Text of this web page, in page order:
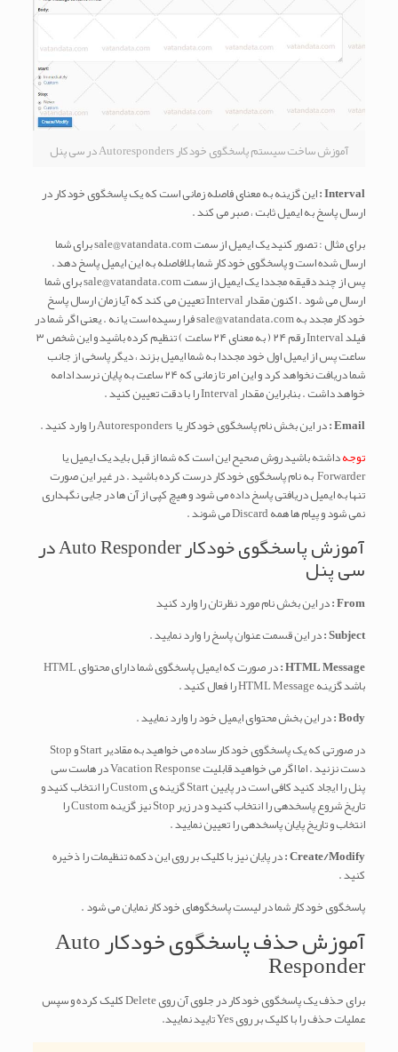
آموزش ساخت سیستم پاسخگوی خودکار Autoresponders در سی پنل
Interval : این گزینه به معنای فاصله زمانی است که یک پاسخگوی خودکار در
ارسال پاسخ به ایمیل ثابت ، صبر می کند .
برای مثال : تصور کنید یک ایمیل از سمت sale@vatandata.com برای شما
ارسال شده است و پاسخگوی خودکار شما بلافاصله به این ایمیل پاسخ دهد .
پس از چند دقیقه مجددا یک ایمیل از سمت sale@vatandata.com برای شما
ارسال می شود . اکنون مقدار Interval تعیین می کند که آیا زمان ارسال پاسخ
خودکار مجدد به sale@vatandata.com فرا رسیده است یا نه . یعنی اگر شما در
فیلد Interval رقم ۲۴ ( به معنای ۲۴ ساعت ) تنظیم کرده باشید و این شخص ۳
ساعت پس از ایمیل اول خود مجددا به شما ایمیل بزند ، دیگر پاسخی از جانب
شما دریافت نخواهد کرد و این امر تا زمانی که ۲۴ ساعت به پایان نرسد ادامه
خواهد داشت . بنابراین مقدار Interval را با دقت تعیین کنید .
Email : در این بخش نام پاسخگوی خودکار یا Autoresponders را وارد کنید .
توجهداشته باشید روش صحیح این است که شما از قبل باید یک ایمیل یا
Forwarder به نام پاسخگوی خودکار درست کرده باشید . در غیر این صورت
تنها به ایمیل دریافتی پاسخ داده می شود و هیچ کپی از آن ها در جایی نگهداری
نمی شود و پیام ها همه Discard می شوند .
آموزش پاسخگوی خودکار Auto Responder در
سی پنل
From : در این بخش نام مورد نظرتان را وارد کنید
Subject : در این قسمت عنوان پاسخ را وارد نمایید .
HTML Message :
در صورت که ایمیل پاسخگوی شما دارای محتوای HTML
باشد گزینه HTML Message را فعال کنید .
Body : در این بخش محتوای ایمیل خود را وارد نمایید .
در صورتی که یک پاسخگوی خودکار ساده می خواهید به مقادیر Start و Stop
دست نزنید . اما اگر می خواهید قابلیت Vacation Response در هاست سی
پنل را ایجاد کنید کافی است در پایین Start گزینه ی Custom را انتخاب کنید و
تاریخ شروع پاسخدهی را انتخاب کنید و در زیر Stop نیز گزینه Custom را
انتخاب و تاریخ پایان پاسخدهی را تعیین نمایید .
Create/Modify : در پایان نیز با کلیک بر روی این دکمه تنظیمات را ذخیره
کنید .
پاسخگوی خودکار شما در لیست پاسخگوهای خودکار نمایان می شود .
آموزش حذف پاسخگوی خودکار Auto
Responder
برای حذف یک پاسخگوی خودکار در جلوی آن روی Delete کلیک کرده و سپس
عملیات حذف را با کلیک بر روی Yes تایید نمایید.